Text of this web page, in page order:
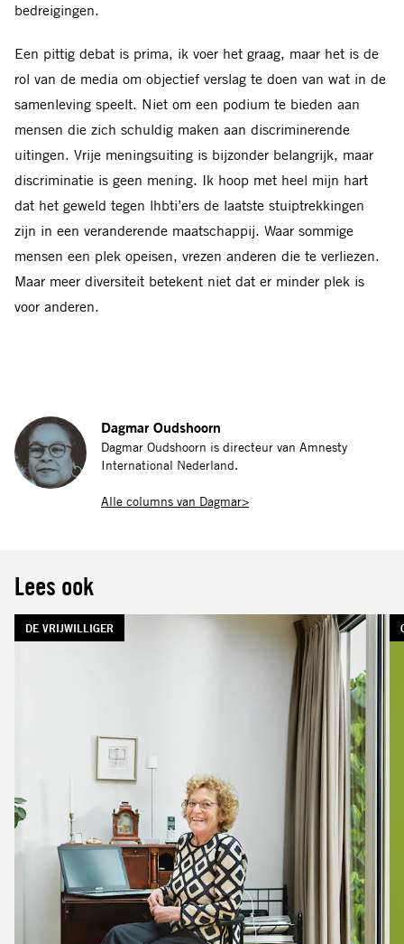
bedreigingen.
Een pittig debat is prima, ik voer het graag, maar het is de
rol van de media om objectief verslag te doen van wat in de
samenleving speelt. Niet om een podium te bieden aan
mensen die zich schuldig maken aan discriminerende
uitingen. Vrije meningsuiting is bijzonder belangrijk, maar
discriminatie is geen mening. Ik hoop met heel mijn hart
dat het geweld tegen lhbti’ers de laatste stuiptrekkingen
zijn in een veranderende maatschappij. Waar sommige
mensen een plek opeisen, vrezen anderen die te verliezen.
Maar meer diversiteit betekent niet dat er minder plek is
voor anderen.
Dagmar Oudshoorn
Dagmar Oudshoorn is directeur van Amnesty
International Nederland.
Alle columns van Dagmar>
Lees ook
TAG:
DE VRIJWILLIGER